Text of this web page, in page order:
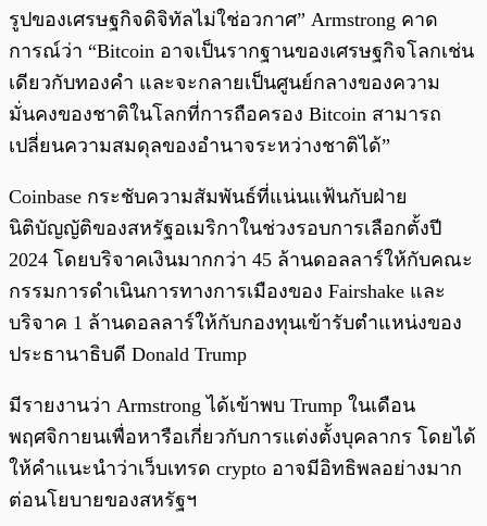
รูปของเศรษฐกิจดิจิทัลไม่ใช่อวกาศ” Armstrong คาด
การณ์ว่า “Bitcoin อาจเป็นรากฐานของเศรษฐกิจโลกเช่น
เดียวกับทองคำ และจะกลายเป็นศูนย์กลางของความ
มั่นคงของชาติในโลกที่การถือครอง Bitcoin สามารถ
เปลี่ยนความสมดุลของอำนาจระหว่างชาติได้”
Coinbase กระชับความสัมพันธ์ที่แน่นแฟ้นกับฝ่าย
นิติบัญญัติของสหรัฐอเมริกาในช่วงรอบการเลือกตั้งปี
2024 โดยบริจาคเงินมากกว่า 45 ล้านดอลลาร์ให้กับคณะ
กรรมการดำเนินการทางการเมืองของ Fairshake และ
บริจาค 1 ล้านดอลลาร์ให้กับกองทุนเข้ารับตำแหน่งของ
ประธานาธิบดี Donald Trump
มีรายงานว่า Armstrong ได้เข้าพบ Trump ในเดือน
พฤศจิกายนเพื่อหารือเกี่ยวกับการแต่งตั้งบุคลากร โดยได้
ให้คำแนะนำว่าเว็บเทรด crypto อาจมีอิทธิพลอย่างมาก
ต่อนโยบายของสหรัฐฯ